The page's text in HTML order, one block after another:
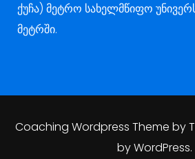
ქუჩა) მეტრო სახელმწიფო
მეტრში.
Coaching Wordpress Theme by
by WordPress.